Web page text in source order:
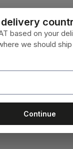
based on your
we should
Continue